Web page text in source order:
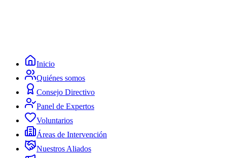
Inicio
Quiénes somos
Consejo Directivo
Panel de Expertos
Voluntarios
Áreas de Intervención
Nuestros Aliados